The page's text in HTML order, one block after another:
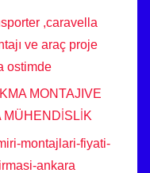
,caravella
ve araç proje
ostimde
MONTAJIVE
MÜHENDİSLİK
montajlari-fiyati-
ankara